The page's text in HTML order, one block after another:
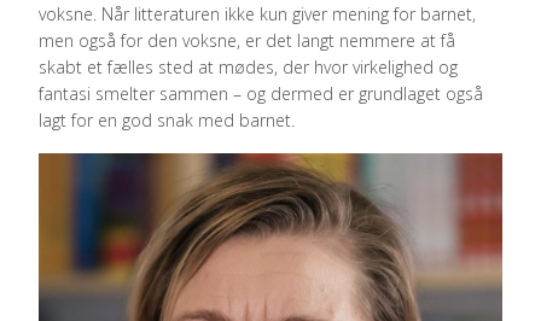
voksne. Når litteraturen ikke kun giver mening for barnet,
men også for den voksne, er det langt nemmere at få
skabt et fælles sted at mødes, der hvor virkelighed og
fantasi smelter sammen – og dermed er grundlaget også
lagt for en god snak med barnet.